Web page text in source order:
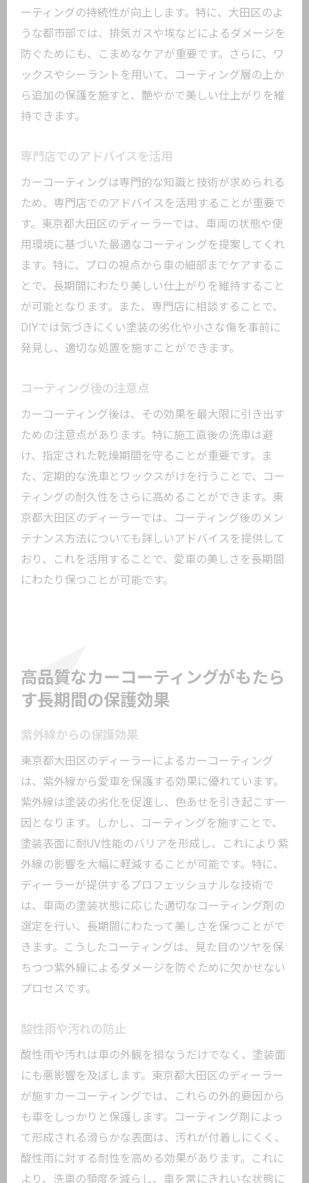
ーティングの持続性が向上します。特に、大田区のよ
うな都市部では、排気ガスや埃などによるダメージを
防ぐためにも、こまめなケアが重要です。さらに、ワ
ックスやシーラントを用いて、コーティング層の上か
ら追加の保護を施すと、艶やかで美しい仕上がりを維
持できます。
専門店でのアドバイスを活用
カーコーティングは専門的な知識と技術が求められる
ため、専門店でのアドバイスを活用することが重要で
す。東京都大田区のディーラーでは、車両の状態や使
用環境に基づいた最適なコーティングを提案してくれ
ます。特に、プロの視点から車の細部までケアするこ
とで、長期間にわたり美しい仕上がりを維持すること
が可能となります。また、専門店に相談することで、
DIYでは気づきにくい塗装の劣化や小さな傷を事前に
発見し、適切な処置を施すことができます。
コーティング後の注意点
カーコーティング後は、その効果を最大限に引き出す
ための注意点があります。特に施工直後の洗車は避
け、指定された乾燥期間を守ることが重要です。ま
た、定期的な洗車とワックスがけを行うことで、コー
ティングの耐久性をさらに高めることができます。東
京都大田区のディーラーでは、コーティング後のメン
テナンス方法についても詳しいアドバイスを提供して
おり、これを活用することで、愛車の美しさを長期間
にわたり保つことが可能です。
高品質なカーコーティングがもたら
す長期間の保護効果
紫外線からの保護効果
東京都大田区のディーラーによるカーコーティング
は、紫外線から愛車を保護する効果に優れています。
紫外線は塗装の劣化を促進し、色あせを引き起こす一
因となります。しかし、コーティングを施すことで、
塗装表面に耐UV性能のバリアを形成し、これにより紫
外線の影響を大幅に軽減することが可能です。特に、
ディーラーが提供するプロフェッショナルな技術で
は、車両の塗装状態に応じた適切なコーティング剤の
選定を行い、長期間にわたって美しさを保つことがで
きます。こうしたコーティングは、見た目のツヤを保
ちつつ紫外線によるダメージを防ぐために欠かせない
プロセスです。
酸性雨や汚れの防止
酸性雨や汚れは車の外観を損なうだけでなく、塗装面
にも悪影響を及ぼします。東京都大田区のディーラー
が施すカーコーティングでは、これらの外的要因から
も車をしっかりと保護します。コーティング剤によっ
て形成される滑らかな表面は、汚れが付着しにくく、
酸性雨に対する耐性を高める効果があります。これに
より、洗車の頻度を減らし、車を常にきれいな状態に